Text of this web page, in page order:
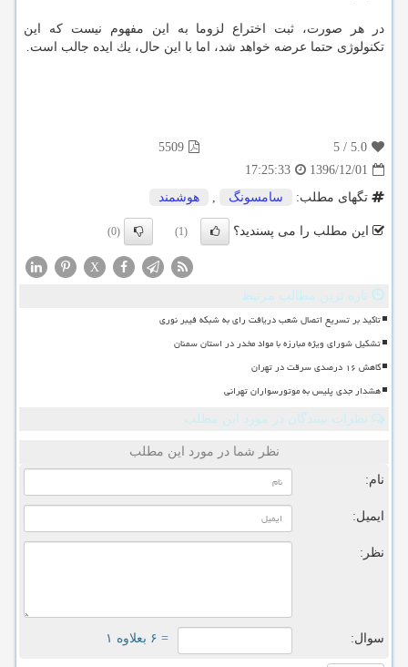
در هر صورت، ثبت اختراع لزوما به این مفهوم نیست كه این
تكنولوژی حتما عرضه خواهد شد، اما با این حال، یك ایده جالب است.
5.0
/
5
5509
1396/12/01
17:25:33
تگهای مطلب:
سامسونگ , هوشمند
این مطلب را می پسندید؟ (1)
(0)
X
تازه ترین مطالب مرتبط
تاکید بر تسریع اتصال شعب دریافت رای به شبکه فیبر نوری
تشکیل شورای ویژه مبارزه با مواد مخدر در استان سمنان
کاهش ۱۶ درصدی سرقت در تهران
هشدار جدی پلیس به موتورسواران تهرانی
نظرات بینندگان در مورد این مطلب
نظر شما در مورد این مطلب
نام:
ایمیل:
نظر:
سوال: = ۶ بعلاوه ۱